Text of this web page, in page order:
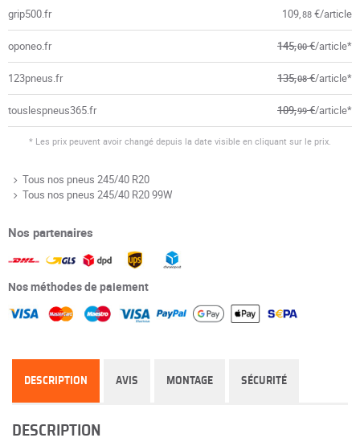
grip500.fr 109,88 €/article
oponeo.fr 145,00€/article*
123pneus.fr 135,08€/article*
touslespneus365.fr 109,99€/article*
* Les prix peuvent avoir changé depuis la date visible en cliquant sur le prix.
Tous nos pneus 245/40 R20
Tous nos pneus 245/40 R20 99W
Nos partenaires
Nos méthodes de paiement
DESCRIPTION AVIS MONTAGE SÉCURITÉ
DESCRIPTION